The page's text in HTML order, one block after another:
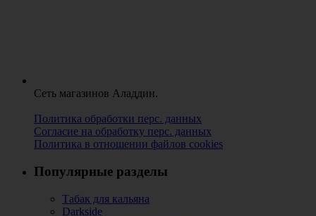
Сеть магазинов Аладдин.
Политика обработки перс. данных
Согласие на обработку перс. данных
Политика в отношении файлов cookies
Популярные разделы
Табак для кальяна
Darkside